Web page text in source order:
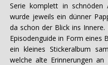
Serie komplett in schnöden
wurde jeweils ein dünner
da schon der Blick ins
Episodenguide in Form eines
ein kleines Stickeralbum
welche alte Erinnerungen